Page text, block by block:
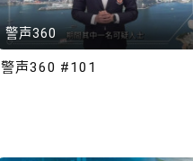
警声360
警声360 #101